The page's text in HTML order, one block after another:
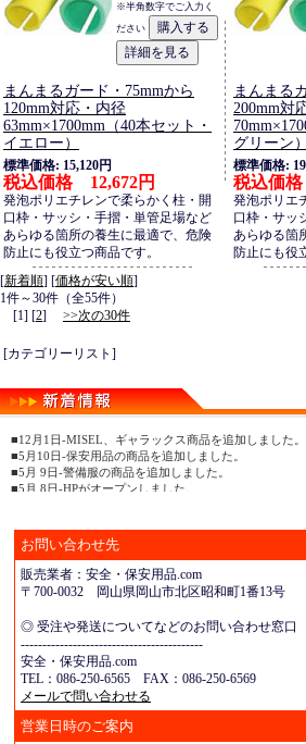
※半角数字でご入力く
ださい
まんまるガード・75mmから
120mm対応・内径
63mm×1700mm（40本セット・
イエロー）
標準価格: 15,120円
税込価格 12,672円
発泡ポリエチレンで柔らかく柱・開
口枠・サッシ・手摺・単管足場など
あらゆる箇所の養生に最適で、危険
防止にも役立つ商品です。
まんまる
200mm対
グリーン）
標準価格:
税込価
発泡ポリエ
口枠・サッ
あらゆる箇
防止にも役
[新着順] [価格が安い順]
1件～30件（全55件）
[1] [2] >>次の30件
[カテゴリーリスト]
■12月1日-MISEL、ギャラックス商品を追加しました。
■5月10日-保安用品の商品を追加しました。
■5月 9日-警備服の商品を追加しました。
■5月 8日-HPがオープンしました。
お問い合わせ先
販売業者：安全・保安用品.com
〒700-0032 岡山県岡山市北区昭和町1番13号
◎ 受注や発送についてなどのお問い合わせ窓口
------------------------------------------
安全・保安用品.com
TEL：086-250-6565 FAX：086-250-6569
メールで問い合わせる
営業日時のご案内